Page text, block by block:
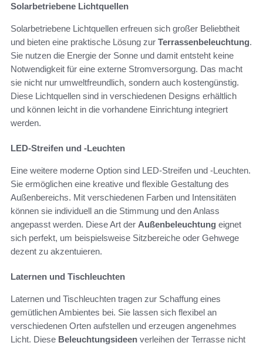
Solarbetriebene Lichtquellen
Solarbetriebene Lichtquellen erfreuen sich großer Beliebtheit
und bieten eine praktische Lösung zur Terrassenbeleuchtung.
Sie nutzen die Energie der Sonne und damit entsteht keine
Notwendigkeit für eine externe Stromversorgung. Das macht
sie nicht nur umweltfreundlich, sondern auch kostengünstig.
Diese Lichtquellen sind in verschiedenen Designs erhältlich
und können leicht in die vorhandene Einrichtung integriert
werden.
LED-Streifen und -Leuchten
Eine weitere moderne Option sind LED-Streifen und -Leuchten.
Sie ermöglichen eine kreative und flexible Gestaltung des
Außenbereichs. Mit verschiedenen Farben und Intensitäten
können sie individuell an die Stimmung und den Anlass
angepasst werden. Diese Art der Außenbeleuchtung eignet
sich perfekt, um beispielsweise Sitzbereiche oder Gehwege
dezent zu akzentuieren.
Laternen und Tischleuchten
Laternen und Tischleuchten tragen zur Schaffung eines
gemütlichen Ambientes bei. Sie lassen sich flexibel an
verschiedenen Orten aufstellen und erzeugen angenehmes
Licht. Diese Beleuchtungsideen verleihen der Terrasse nicht